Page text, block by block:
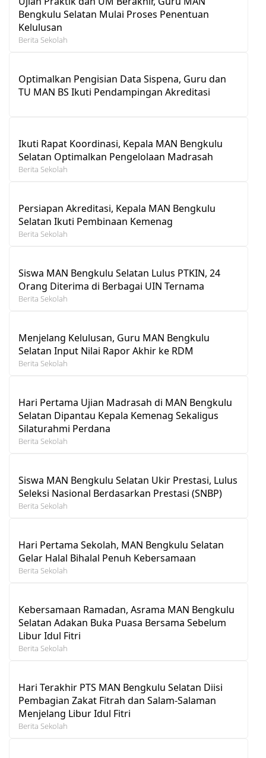
Bengkulu Selatan Mulai Proses Penentuan
Kelulusan
Berita Sekolah
Optimalkan Pengisian Data Sispena, Guru dan
TU MAN BS Ikuti Pendampingan Akreditasi
Ikuti Rapat Koordinasi, Kepala MAN Bengkulu
Selatan Optimalkan Pengelolaan Madrasah
Berita Sekolah
Persiapan Akreditasi, Kepala MAN Bengkulu
Selatan Ikuti Pembinaan Kemenag
Berita Sekolah
Siswa MAN Bengkulu Selatan Lulus PTKIN, 24
Orang Diterima di Berbagai UIN Ternama
Berita Sekolah
Menjelang Kelulusan, Guru MAN Bengkulu
Selatan Input Nilai Rapor Akhir ke RDM
Berita Sekolah
Hari Pertama Ujian Madrasah di MAN Bengkulu
Selatan Dipantau Kepala Kemenag Sekaligus
Silaturahmi Perdana
Berita Sekolah
Siswa MAN Bengkulu Selatan Ukir Prestasi, Lulus
Seleksi Nasional Berdasarkan Prestasi (SNBP)
Berita Sekolah
Hari Pertama Sekolah, MAN Bengkulu Selatan
Gelar Halal Bihalal Penuh Kebersamaan
Berita Sekolah
Kebersamaan Ramadan, Asrama MAN Bengkulu
Selatan Adakan Buka Puasa Bersama Sebelum
Libur Idul Fitri
Berita Sekolah
Hari Terakhir PTS MAN Bengkulu Selatan Diisi
Pembagian Zakat Fitrah dan Salam-Salaman
Menjelang Libur Idul Fitri
Berita Sekolah